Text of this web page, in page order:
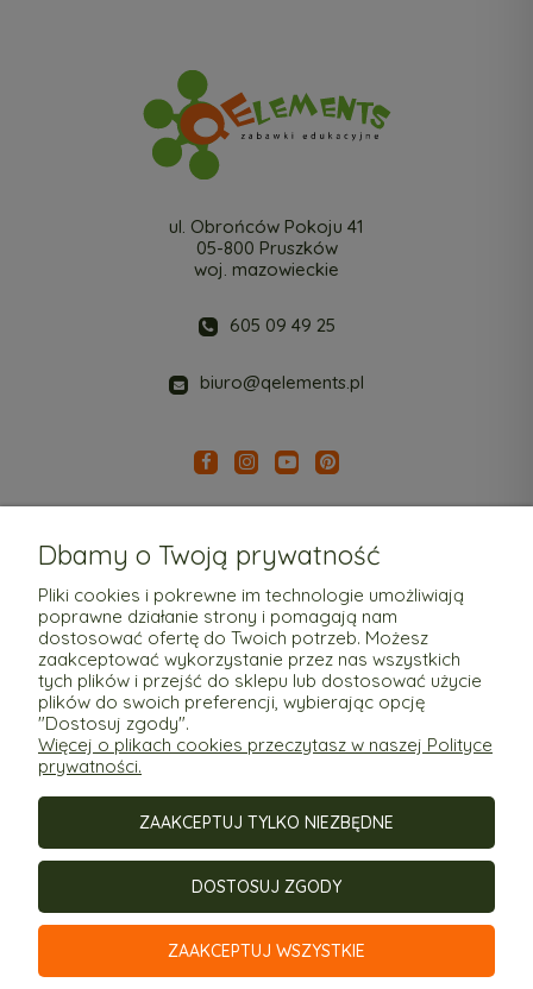
Pomoc
Moje konto
Płatności i dostawa
Informacje
O nas
ul. Obrońców Pokoju 41
05-800 Pruszków
woj. mazowieckie
605 09 49 25
biuro@qelements.pl
Dbamy o Twoją prywatność
Pliki cookies i pokrewne im technologie umożliwiają
poprawne działanie strony i pomagają nam
dostosować ofertę do Twoich potrzeb. Możesz
zaakceptować wykorzystanie przez nas wszystkich
tych plików i przejść do sklepu lub dostosować użycie
plików do swoich preferencji, wybierając opcję
"Dostosuj zgody".
Więcej o plikach cookies przeczytasz w naszej Polityce
prywatności.
ZAAKCEPTUJ TYLKO NIEZBĘDNE
DOSTOSUJ ZGODY
ZAAKCEPTUJ WSZYSTKIE